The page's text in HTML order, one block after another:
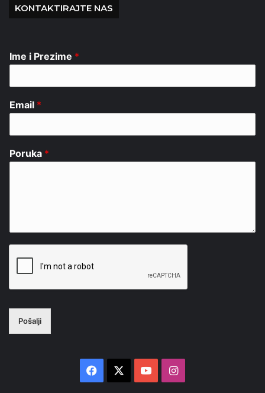
KONTAKTIRAJTE NAS
Ime i Prezime *
Email *
Poruka *
Pošalji
Facebook YouTubeInstagram